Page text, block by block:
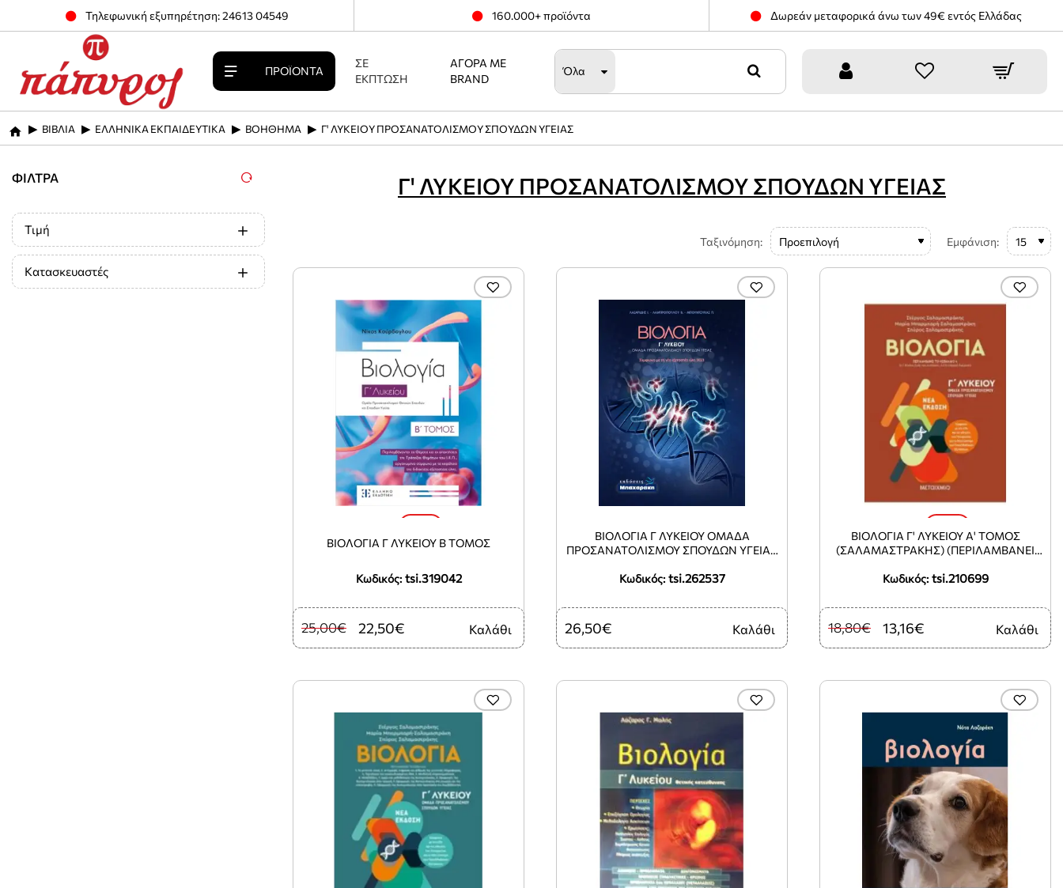
Τηλεφωνική εξυπηρέτηση: 24613 04549 160.000+ προϊόντα Δωρεάν μεταφορικά άνω των 49€ εντός Ελλάδας
ΠΡΟΪΌΝΤΑ
ΣΕ
ΈΚΠΤΩΣΗ
ΑΓΟΡΆ ΜΕ
BRAND
Όλα
home
ΒΙΒΛΙΑ ΕΛΛΗΝΙΚΑ ΕΚΠΑΙΔΕΥΤΙΚΑ ΒΟΗΘΗΜΑ Γ' ΛΥΚΕΙΟΥ ΠΡΟΣΑΝΑΤΟΛΙΣΜΟΥ ΣΠΟΥΔΩΝ ΥΓΕΙΑΣ
ΦΊΛΤΡΑ
Τιμή
Κατασκευαστές
Γ' ΛΥΚΕΙΟΥ ΠΡΟΣΑΝΑΤΟΛΙΣΜΟΥ ΣΠΟΥΔΩΝ ΥΓΕΙΑΣ
Ταξινόμηση: Εμφάνιση:
Κωδικός: tsi.319042
ΒΙΟΛΟΓΙΑ Γ ΛΥΚΕΙΟΥ Β ΤΟΜΟΣ
22,50€
25,00€ Καλάθι
Κωδικός: tsi.262537
ΒΙΟΛΟΓΙΑ Γ ΛΥΚΕΙΟΥ ΟΜΑΔΑ
ΠΡΟΣΑΝΑΤΟΛΙΣΜΟΥ ΣΠΟΥΔΩΝ ΥΓΕΙΑΣ
26,50€ Καλάθι
Κωδικός: tsi.210699
ΒΙΟΛΟΓΙΑ Γ' ΛΥΚΕΙΟΥ Α' ΤΟΜΟΣ
(ΣΑΛΑΜΑΣΤΡΑΚΗΣ) (ΠΕΡΙΛΑΜΒΑΝΕΙ
13,16€
18,80€ Καλάθι